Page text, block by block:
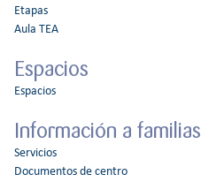
Etapas
Aula TEA
Espacios
Espacios
Información a familias
Servicios
Documentos de centro